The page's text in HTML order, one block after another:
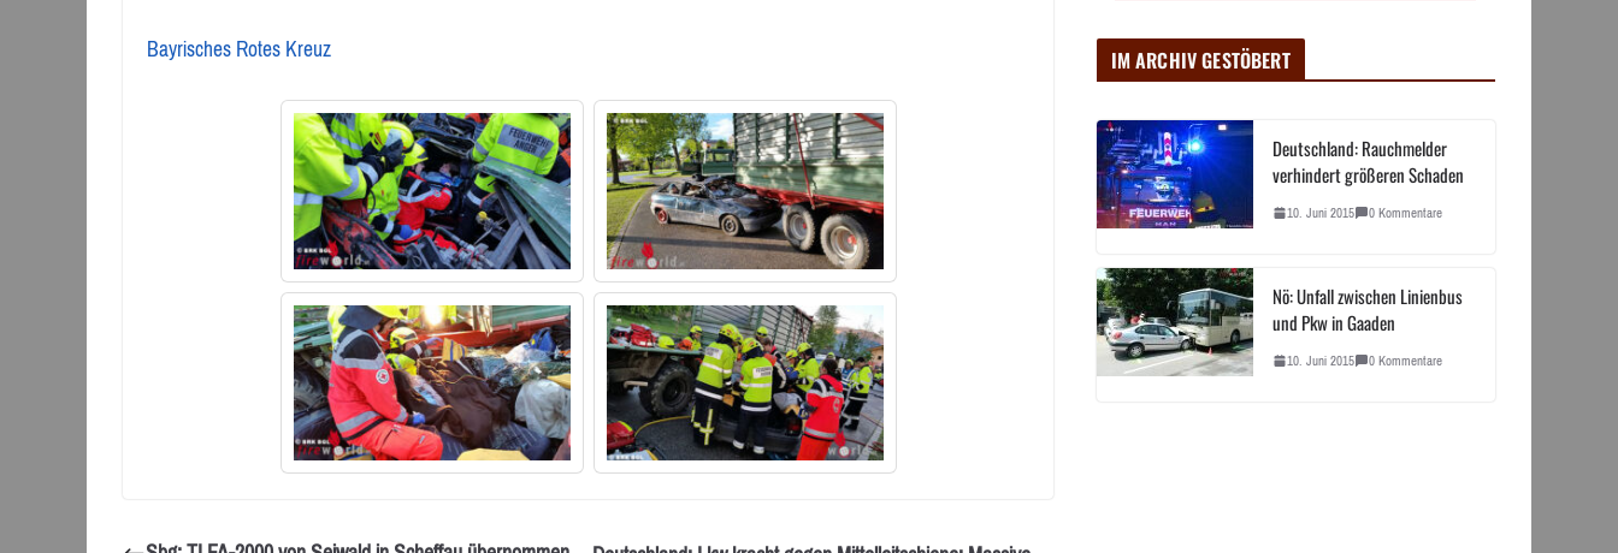
Bayrisches Rotes Kreuz
IM ARCHIV GESTÖBERT
Deutschland: Rauchmelder
verhindert größeren Schaden
10. Juni 2015 0 Kommentare
Nö: Unfall zwischen Linienbus
und Pkw in Gaaden
10. Juni 2015 0 Kommentare